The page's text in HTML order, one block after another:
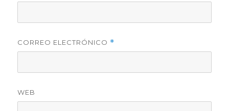
CORREO ELECTRÓNICO *
WEB